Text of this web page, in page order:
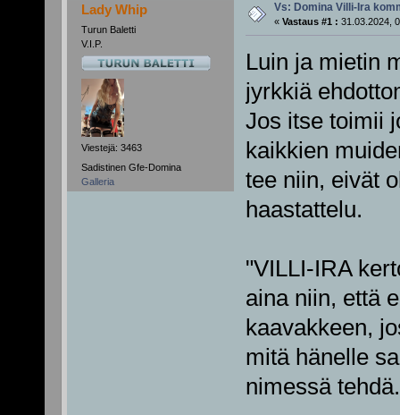
Lady Whip
Turun Baletti
V.I.P.
Viestejä: 3463
Sadistinen Gfe-Domina
Galleria
Vs: Domina Villi-Ira
« Vastaus #1 : 31.03.2024,
Luin ja mietin
jyrkkiä
Jos itse toimii
kaikkien
tee niin, eivät
haastattelu.
"VILLI-IRA
aina niin, että
kaavakkeen,
mitä hänelle
nimessä tehdä.